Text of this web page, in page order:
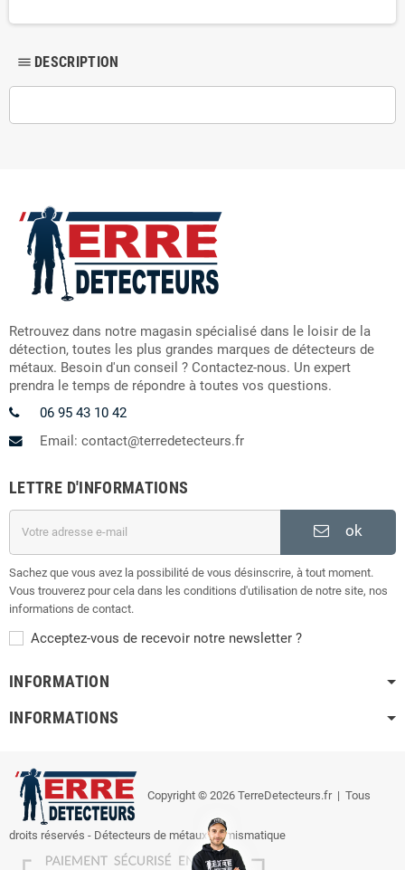
dehaze DESCRIPTION
Retrouvez dans notre magasin spécialisé dans le loisir de la
détection, toutes les plus grandes marques de détecteurs de
métaux. Besoin d'un conseil ? Contactez-nous. Un expert
prendra le temps de répondre à toutes vos questions.
06 95 43 10 42
Email: contact@terredetecteurs.fr
LETTRE D'INFORMATIONS
ok
Sachez que vous avez la possibilité de vous désinscrire, à tout moment.
Vous trouverez pour cela dans les conditions d'utilisation de notre site, nos
informations de contact.
Acceptez-vous de recevoir notre newsletter ?
INFORMATION
INFORMATIONS
Copyright © 2026 TerreDetecteurs.fr| Tous
droits réservés - Détecteurs de métaux, numismatique